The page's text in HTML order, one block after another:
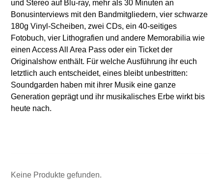
und Stereo auf Blu-ray, mehr als 30 Minuten an
Bonusinterviews mit den Bandmitgliedern, vier schwarze
180g Vinyl-Scheiben, zwei CDs, ein 40-seitiges
Fotobuch, vier Lithografien und andere Memorabilia wie
einen Access All Area Pass oder ein Ticket der
Originalshow enthält. Für welche Ausführung ihr euch
letztlich auch entscheidet, eines bleibt unbestritten:
Soundgarden haben mit ihrer Musik eine ganze
Generation geprägt und ihr musikalisches Erbe wirkt bis
heute nach.
Keine Produkte gefunden.